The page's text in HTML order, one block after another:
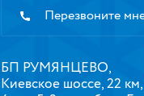
Перезвоните
БП РУМЯНЦЕВО,
Киевское шоссе, 22